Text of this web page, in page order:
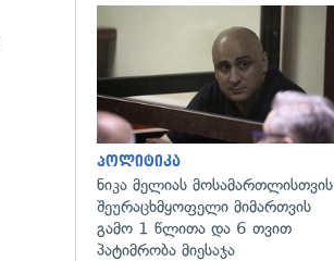
პოლიტიკა
ნიკა მელიას მოსამართლისთვის
შეურაცხმყოფელი მიმართვის
გამო 1 წლითა და 6 თვით
პატიმრობა მიესაჯა